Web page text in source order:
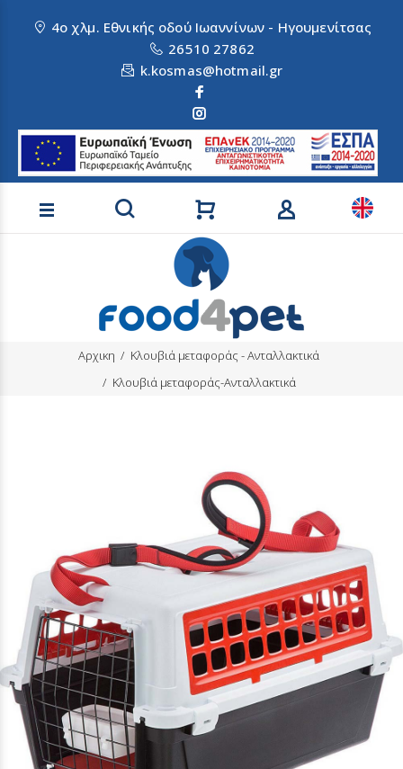
4ο χλμ. Εθνικής οδού Ιωαννίνων - Ηγουμενίτσας
26510 27862
k.kosmas@hotmail.gr
Αναζήτηση προϊόντων
Αρχικη
Κλουβιά μεταφοράς - Ανταλλακτικά
Κλουβιά μεταφοράς-Ανταλλακτικά